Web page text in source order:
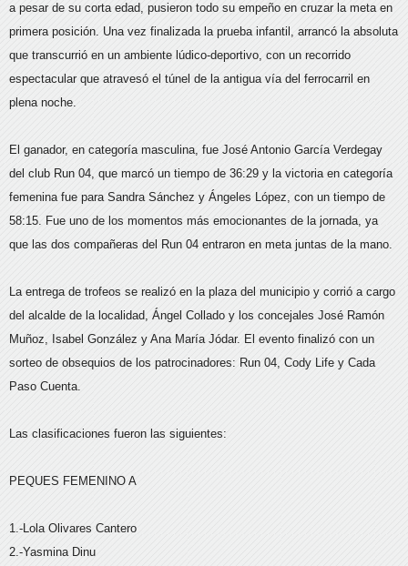
a pesar de su corta edad, pusieron todo su empeño en cruzar la meta en
primera posición. Una vez finalizada la prueba infantil, arrancó la absoluta
que transcurrió en un ambiente lúdico-deportivo, con un recorrido
espectacular que atravesó el túnel de la antigua vía del ferrocarril en
plena noche.
El ganador, en categoría masculina, fue José Antonio García Verdegay
del club Run 04, que marcó un tiempo de 36:29 y la victoria en categoría
femenina fue para Sandra Sánchez y Ángeles López, con un tiempo de
58:15. Fue uno de los momentos más emocionantes de la jornada, ya
que las dos compañeras del Run 04 entraron en meta juntas de la mano.
La entrega de trofeos se realizó en la plaza del municipio y corrió a cargo
del alcalde de la localidad, Ángel Collado y los concejales José Ramón
Muñoz, Isabel González y Ana María Jódar. El evento finalizó con un
sorteo de obsequios de los patrocinadores: Run 04, Cody Life y Cada
Paso Cuenta.
Las clasificaciones fueron las siguientes:
PEQUES FEMENINO A
1.-Lola Olivares Cantero
2.-Yasmina Dinu